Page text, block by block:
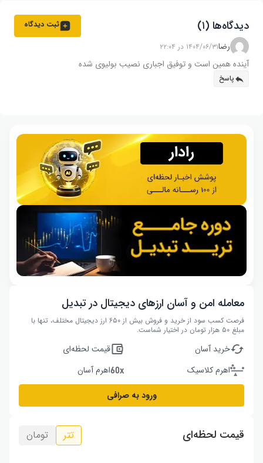
دیدگاه‌ها (۱) ثبت دیدگاه
رضا۱۴۰۴/۰۶/۳۱ در ۲۲:۰۴
آینده همین است و توفیق اجباری نصیب بولیوی شده
پاسخ
معامله امن و آسان ارزهای دیجیتال در تبدیل
فرصت کسب سود از خرید و فروش بیش از ۶۵۰ ارز دیجیتال مختلف، تنها با
مبلغ ۵۰ هزار تومان در اختیار شماست.
خرید آسان
قیمت لحظه‌ای
اهرم کلاسیک
اهرم آسان
ورود به صرافی
قیمت لحظه‌ای تتر تومان